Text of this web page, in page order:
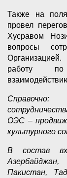
Также на
провел
Хусравом
вопросы
работу по
Справочно:
ОЭС –
культурного
В состав
Пакистан,